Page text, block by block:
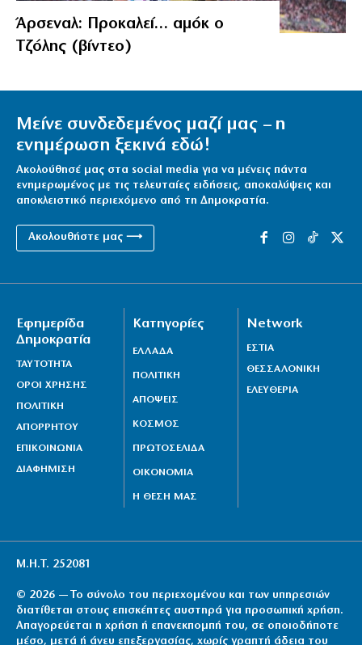
Άρσεναλ: Προκαλεί… αμόκ ο
Τζόλης (βίντεο)
Μείνε συνδεδεμένος μαζί μας – η
ενημέρωση ξεκινά εδώ!
Ακολούθησέ μας στα social media για να μένεις πάντα
ενημερωμένος με τις τελευταίες ειδήσεις, αποκαλύψεις και
αποκλειστικό περιεχόμενο από τη Δημοκρατία.
Ακολουθήστε μας ⟶
Εφημερίδα
Δημοκρατία
ΤΑΥΤΟΤΗΤΑ
ΟΡΟΙ ΧΡΗΣΗΣ
ΠΟΛΙΤΙΚΗ
ΑΠΟΡΡΗΤΟΥ
ΕΠΙΚΟΙΝΩΝΙΑ
ΔΙΑΦΗΜΙΣΗ
Κατηγορίες
ΕΛΛΑΔΑ
ΠΟΛΙΤΙΚΗ
ΑΠΟΨΕΙΣ
ΚΟΣΜΟΣ
ΠΡΩΤΟΣΕΛΙΔΑ
ΟΙΚΟΝΟΜΙΑ
Η ΘΕΣΗ ΜΑΣ
Network
ΕΣΤΙΑ
ΘΕΣΣΑΛΟΝΙΚΗ
ΕΛΕΥΘΕΡΙΑ
Μ.Η.Τ. 252081
© 2026 — Το σύνολο του περιεχομένου και των υπηρεσιών
διατίθεται στους επισκέπτες αυστηρά για προσωπική χρήση.
Απαγορεύεται η χρήση ή επανεκπομπή του, σε οποιοδήποτε
μέσο, μετά ή άνευ επεξεργασίας, χωρίς γραπτή άδεια του